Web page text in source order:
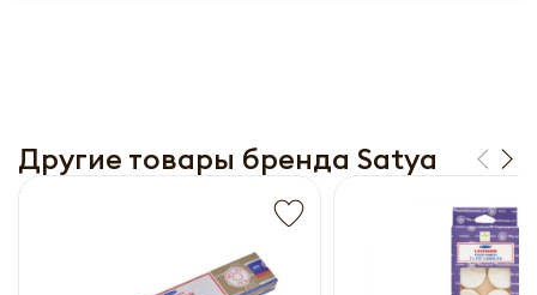
Другие товары бренда Satya
Получить прайс-лист